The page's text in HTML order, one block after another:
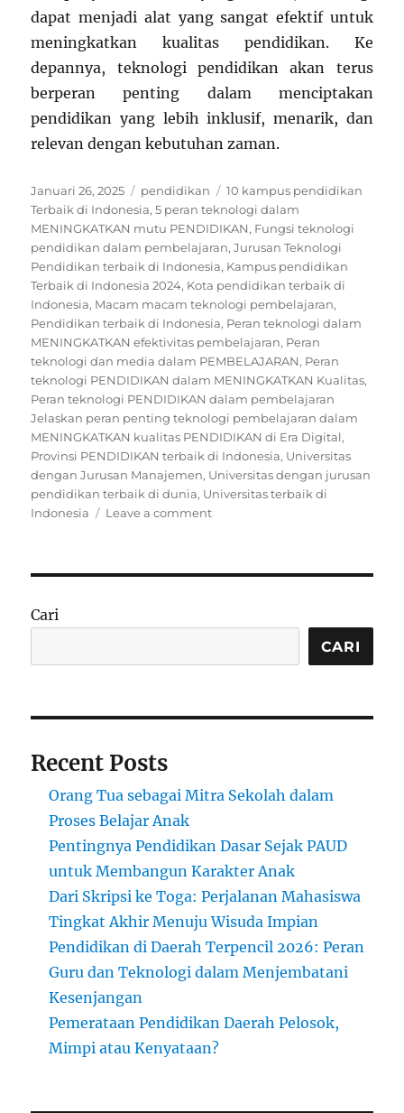
dapat menjadi alat yang sangat efektif untuk
meningkatkan kualitas pendidikan. Ke
depannya, teknologi pendidikan akan terus
berperan penting dalam menciptakan
pendidikan yang lebih inklusif, menarik, dan
relevan dengan kebutuhan zaman.
Posted
on
Januari 26, 2025 Categories
pendidikan Tags
10 kampus pendidikan
Terbaik di Indonesia,5 peran teknologi dalam
MENINGKATKAN mutu PENDIDIKAN, Fungsi teknologi
pendidikan dalam pembelajaran,Jurusan Teknologi
Pendidikan terbaik di Indonesia, Kampus pendidikan
Terbaik di Indonesia 2024, Kota pendidikan terbaik di
Indonesia, Macam macam teknologi pembelajaran,
Pendidikan terbaik di Indonesia, Peran teknologi dalam
MENINGKATKAN efektivitas pembelajaran, Peran
teknologi dan media dalam PEMBELAJARAN, Peran
teknologi PENDIDIKAN dalam MENINGKATKAN Kualitas,
Peran teknologi PENDIDIKAN dalam pembelajaran
Jelaskan peran penting teknologi pembelajaran dalam
MENINGKATKAN kualitas PENDIDIKAN di Era Digital,
Provinsi PENDIDIKAN terbaik di Indonesia, Universitas
dengan Jurusan Manajemen, Universitas dengan jurusan
pendidikan terbaik di dunia, Universitas terbaik di
Indonesia
Leave a commenton
dalam
Kualitas
Cari
CARI
Recent Posts
Orang Tua sebagai Mitra Sekolah dalam
Proses Belajar Anak
Pentingnya Pendidikan Dasar Sejak PAUD
untuk Membangun Karakter Anak
Dari Skripsi ke Toga: Perjalanan Mahasiswa
Tingkat Akhir Menuju Wisuda Impian
Pendidikan di Daerah Terpencil 2026: Peran
Guru dan Teknologi dalam Menjembatani
Kesenjangan
Pemerataan Pendidikan Daerah Pelosok,
Mimpi atau Kenyataan?